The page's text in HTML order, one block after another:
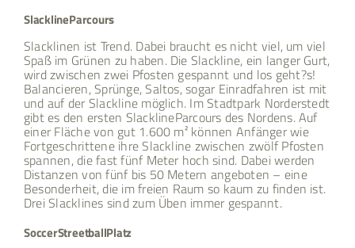
SlacklineParcours
Slacklinen ist Trend. Dabei braucht es nicht viel, um viel
Spaß im Grünen zu haben. Die Slackline, ein langer Gurt,
wird zwischen zwei Pfosten gespannt und los geht?s!
Balancieren, Sprünge, Saltos, sogar Einradfahren ist mit
und auf der Slackline möglich. Im Stadtpark Norderstedt
gibt es den ersten SlacklineParcours des Nordens. Auf
einer Fläche von gut 1.600 m² können Anfänger wie
Fortgeschrittene ihre Slackline zwischen zwölf Pfosten
spannen, die fast fünf Meter hoch sind. Dabei werden
Distanzen von fünf bis 50 Metern angeboten – eine
Besonderheit, die im freien Raum so kaum zu finden ist.
Drei Slacklines sind zum Üben immer gespannt.
SoccerStreetballPlatz